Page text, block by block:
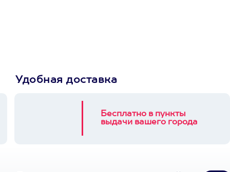
Удобная доставка
Бесплатно в пункты
выдачи вашего города